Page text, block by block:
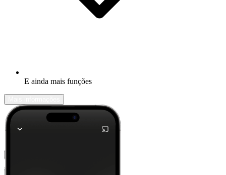
E ainda mais funções